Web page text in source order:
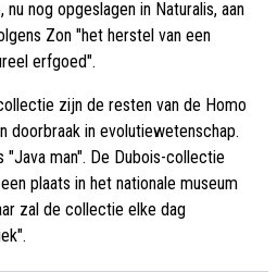
nog opgeslagen in Naturalis, aan
Zon "het herstel van een
erfgoed".
zijn de resten van de Homo
doorbraak in evolutiewetenschap.
"Java man". De Dubois-collectie
plaats in het nationale museum
zal de collectie elke dag